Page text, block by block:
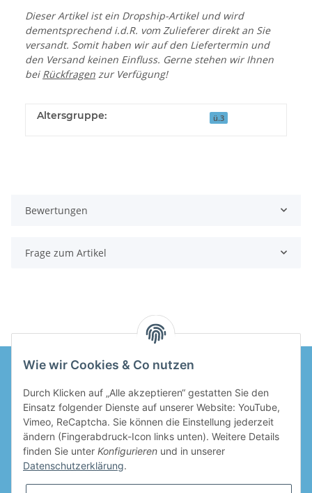
Dieser Artikel ist ein Dropship-Artikel und wird
dementsprechend i.d.R. vom Zulieferer direkt an Sie
versandt. Somit haben wir auf den Liefertermin und
den Versand keinen Einfluss. Gerne stehen wir Ihnen
bei Rückfragen zur Verfügung!
Altersgruppe: ü.3
Bewertungen
Frage zum Artikel
Informationen
Gesetzliche Informationen
Wie wir Cookies & Co nutzen
Durch Klicken auf „Alle akzeptieren“ gestatten Sie den
Einsatz folgender Dienste auf unserer Website: YouTube,
Vimeo, ReCaptcha. Sie können die Einstellung jederzeit
ändern (Fingerabdruck-Icon links unten). Weitere Details
finden Sie unter Konfigurieren und in unserer
Datenschutzerklärung.